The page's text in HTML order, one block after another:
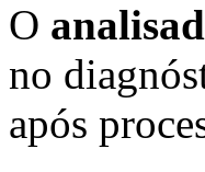
O
no
após